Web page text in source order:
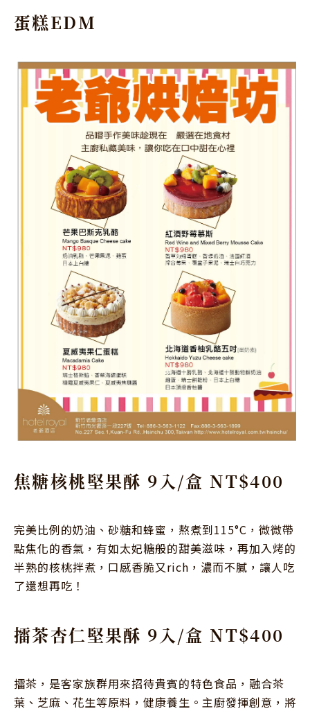
蛋糕EDM
焦糖核桃堅果酥 9入/盒 NT$400
完美比例的奶油、砂糖和蜂蜜，熬煮到115°C，微微帶
點焦化的香氣，有如太妃糖般的甜美滋味，再加入烤的
半熟的核桃拌煮，口感香脆又rich，濃而不膩，讓人吃
了還想再吃！
擂茶杏仁堅果酥 9入/盒 NT$400
擂茶，是客家族群用來招待貴賓的特色食品，融合茶
葉、芝麻、花生等原料，健康養生。主廚發揮創意，將